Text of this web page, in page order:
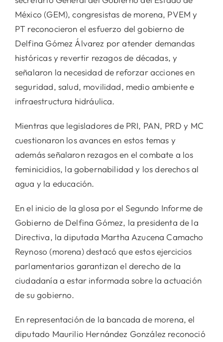
México (GEM), congresistas de morena, PVEM y
PT reconocieron el esfuerzo del gobierno de
Delfina Gómez Álvarez por atender demandas
históricas y revertir rezagos de décadas, y
señalaron la necesidad de reforzar acciones en
seguridad, salud, movilidad, medio ambiente e
infraestructura hidráulica.
Mientras que legisladores de PRI, PAN, PRD y MC
cuestionaron los avances en estos temas y
además señalaron rezagos en el combate a los
feminicidios, la gobernabilidad y los derechos al
agua y la educación.
En el inicio de la glosa por el Segundo Informe de
Gobierno de Delfina Gómez, la presidenta de la
Directiva, la diputada Martha Azucena Camacho
Reynoso (morena) destacó que estos ejercicios
parlamentarios garantizan el derecho de la
ciudadanía a estar informada sobre la actuación
de su gobierno.
En representación de la bancada de morena, el
diputado Maurilio Hernández González reconoció